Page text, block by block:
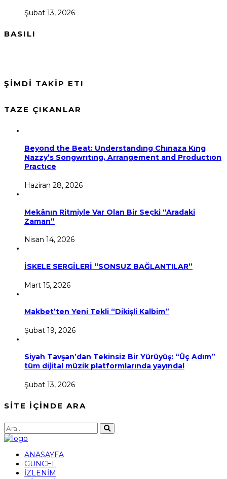
Şubat 13, 2026
BASILI
ŞİMDİ TAKİP ET!
TAZE ÇIKANLAR
Beyond the Beat: Understandıng Chınaza Kıng
Nazzy’s Songwrıtıng, Arrangement and Productıon
Practıce
Haziran 28, 2026
Mekânın Ritmiyle Var Olan Bir Seçki “Aradaki
Zaman”
Nisan 14, 2026
İSKELE SERGİLERİ “SONSUZ BAĞLANTILAR”
Mart 15, 2026
Makbet’ten Yeni Tekli “Dikişli Kalbim”
Şubat 19, 2026
Siyah Tavşan’dan Tekinsiz Bir Yürüyüş: “Üç Adım”
tüm dijital müzik platformlarında yayında!
Şubat 13, 2026
SİTE İÇİNDE ARA
ANASAYFA
GÜNCEL
İZLENİM